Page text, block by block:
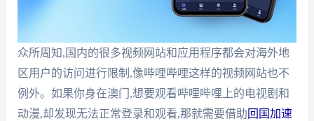
众所周知,国内的很多视频网站和应用程序都会对海外地
区用户的访问进行限制,像哔哩哔哩这样的视频网站也不
例外。如果你身在澳门,想要观看哔哩哔哩上的电视剧和
动漫,却发现无法正常登录和观看,那就需要借助回国加速